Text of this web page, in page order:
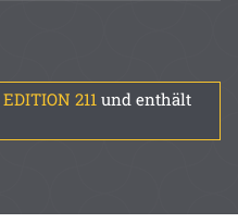
EDITION 211 und enthält